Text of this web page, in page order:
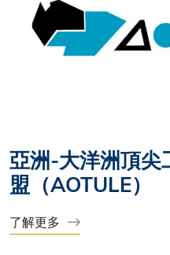
亞洲-大洋洲頂尖
盟（AOTULE）
了解更多